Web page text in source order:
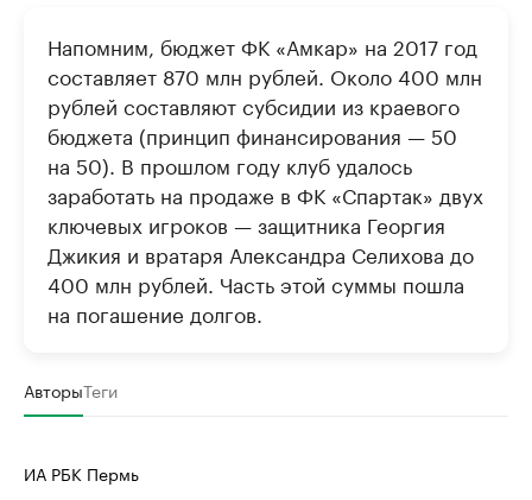
Напомним, бюджет ФК «Амкар» на 2017 год
составляет 870 млн рублей. Около 400 млн
рублей составляют субсидии из краевого
бюджета (принцип финансирования — 50
на 50). В прошлом году клуб удалось
заработать на продаже в ФК «Спартак» двух
ключевых игроков — защитника Георгия
Джикия и вратаря Александра Селихова до
400 млн рублей. Часть этой суммы пошла
на погашение долгов.
АвторыТеги
ИА РБК Пермь